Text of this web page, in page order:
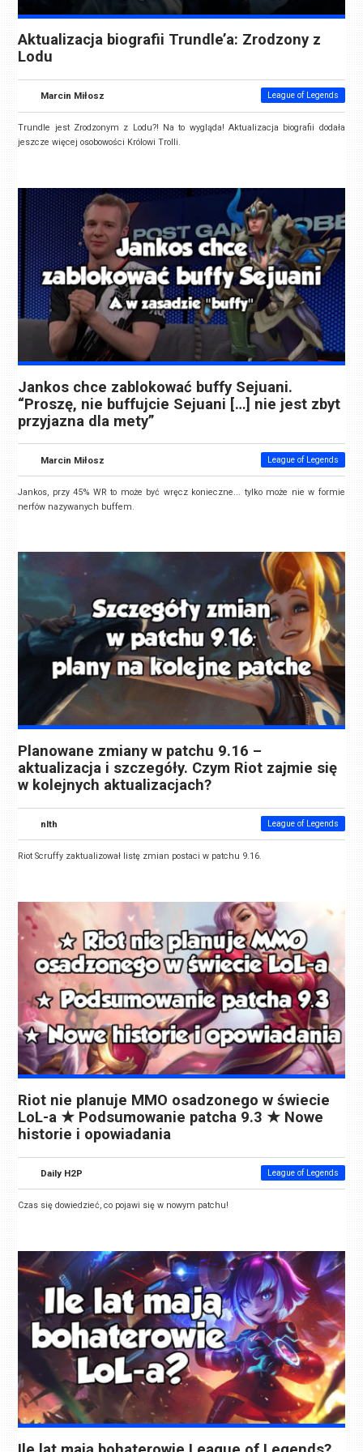
Aktualizacja biografii Trundle’a: Zrodzony z
Lodu
Marcin Miłosz League of Legends
Trundle jest Zrodzonym z Lodu?! Na to wygląda! Aktualizacja biografii dodała
jeszcze więcej osobowości Królowi Trolli.
Jankos chce zablokować buffy Sejuani.
“Proszę, nie buffujcie Sejuani […] nie jest zbyt
przyjazna dla mety”
Marcin Miłosz League of Legends
Jankos, przy 45% WR to może być wręcz konieczne... tylko może nie w formie
nerfów nazywanych buffem.
Planowane zmiany w patchu 9.16 –
aktualizacja i szczegóły. Czym Riot zajmie się
w kolejnych aktualizacjach?
nlth League of Legends
Riot Scruffy zaktualizował listę zmian postaci w patchu 9.16.
Riot nie planuje MMO osadzonego w świecie
LoL-a ★ Podsumowanie patcha 9.3 ★ Nowe
historie i opowiadania
Daily H2P League of Legends
Czas się dowiedzieć, co pojawi się w nowym patchu!